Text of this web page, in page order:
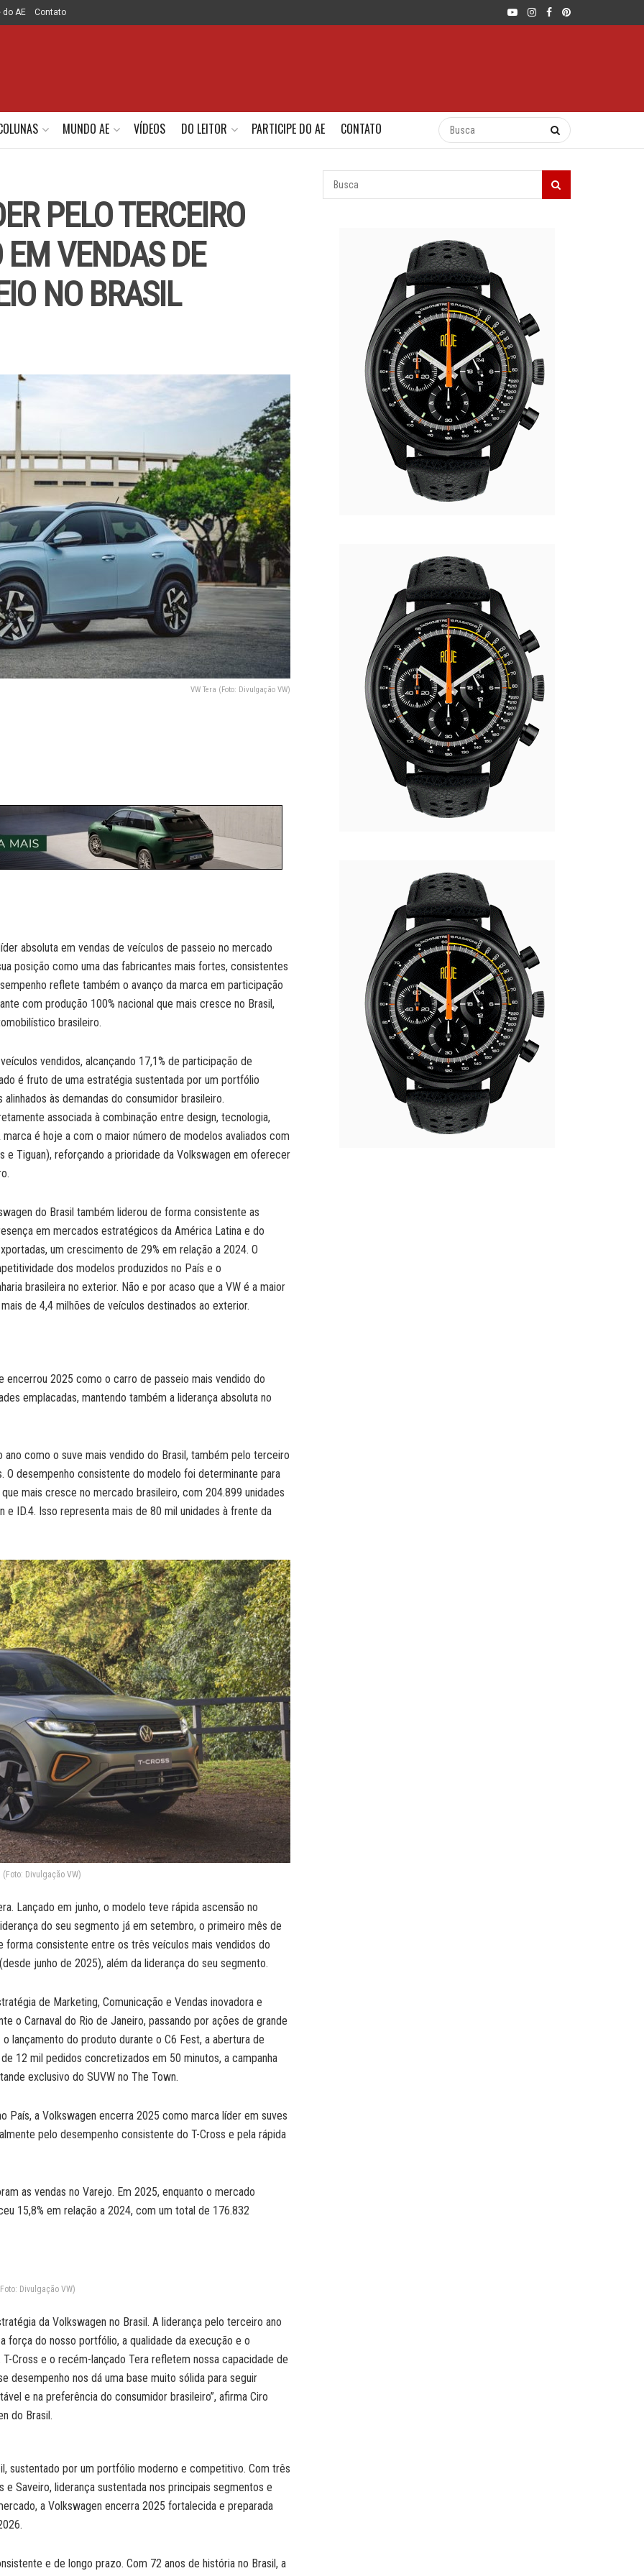
do AE Contato
MUNDO AE VÍDEOS DO LEITOR PARTICIPE DO AE CONTATO
PELO TERCEIRO
VENDAS DE
NO BRASIL
VW Tera (Foto: Divulgação VW)
absoluta em vendas de veículos de passeio no mercado
posição como uma das fabricantes mais fortes, consistentes
reflete também o avanço da marca em participação
com produção 100% nacional que mais cresce no Brasil,
brasileiro.
vendidos, alcançando 17,1% de participação de
é fruto de uma estratégia sustentada por um portfólio
às demandas do consumidor brasileiro.
associada à combinação entre design, tecnologia,
é hoje a com o maior número de modelos avaliados com
e Tiguan), reforçando a prioridade da Volkswagen em oferecer
do Brasil também liderou de forma consistente as
em mercados estratégicos da América Latina e do
um crescimento de 29% em relação a 2024. O
dos modelos produzidos no País e o
brasileira no exterior. Não e por acaso que a VW é a maior
de 4,4 milhões de veículos destinados ao exterior.
encerrou 2025 como o carro de passeio mais vendido do
emplacadas, mantendo também a liderança absoluta no
como o suve mais vendido do Brasil, também pelo terceiro
desempenho consistente do modelo foi determinante para
mais cresce no mercado brasileiro, com 204.899 unidades
e ID.4. Isso representa mais de 80 mil unidades à frente da
(Foto: Divulgação VW)
Lançado em junho, o modelo teve rápida ascensão no
do seu segmento já em setembro, o primeiro mês de
consistente entre os três veículos mais vendidos do
junho de 2025), além da liderança do seu segmento.
de Marketing, Comunicação e Vendas inovadora e
o Carnaval do Rio de Janeiro, passando por ações de grande
lançamento do produto durante o C6 Fest, a abertura de
12 mil pedidos concretizados em 50 minutos, a campanha
exclusivo do SUVW no The Town.
País, a Volkswagen encerra 2025 como marca líder em suves
pelo desempenho consistente do T-Cross e pela rápida
as vendas no Varejo. Em 2025, enquanto o mercado
15,8% em relação a 2024, com um total de 176.832
Divulgação VW)
da Volkswagen no Brasil. A liderança pelo terceiro ano
força do nosso portfólio, a qualidade da execução e o
Cross e o recém-lançado Tera refletem nossa capacidade de
desempenho nos dá uma base muito sólida para seguir
e na preferência do consumidor brasileiro”, afirma Ciro
do Brasil.
sustentado por um portfólio moderno e competitivo. Com três
Saveiro, liderança sustentada nos principais segmentos e
a Volkswagen encerra 2025 fortalecida e preparada
e de longo prazo. Com 72 anos de história no Brasil, a